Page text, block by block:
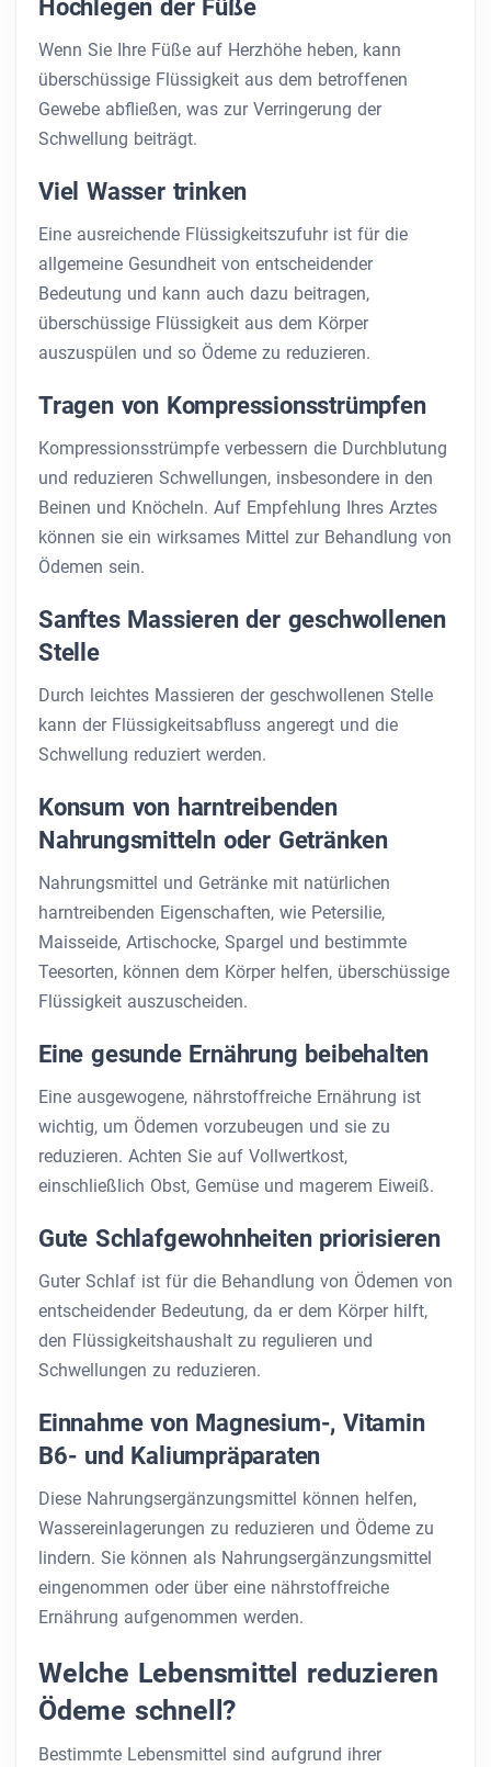
Hochlegen der Füße
Wenn Sie Ihre Füße auf Herzhöhe heben, kann
überschüssige Flüssigkeit aus dem betroffenen
Gewebe abfließen, was zur Verringerung der
Schwellung beiträgt.
Viel Wasser trinken
Eine ausreichende Flüssigkeitszufuhr ist für die
allgemeine Gesundheit von entscheidender
Bedeutung und kann auch dazu beitragen,
überschüssige Flüssigkeit aus dem Körper
auszuspülen und so Ödeme zu reduzieren.
Tragen von Kompressionsstrümpfen
Kompressionsstrümpfe verbessern die Durchblutung
und reduzieren Schwellungen, insbesondere in den
Beinen und Knöcheln. Auf Empfehlung Ihres Arztes
können sie ein wirksames Mittel zur Behandlung von
Ödemen sein.
Sanftes Massieren der geschwollenen
Stelle
Durch leichtes Massieren der geschwollenen Stelle
kann der Flüssigkeitsabfluss angeregt und die
Schwellung reduziert werden.
Konsum von harntreibenden
Nahrungsmitteln oder Getränken
Nahrungsmittel und Getränke mit natürlichen
harntreibenden Eigenschaften, wie Petersilie,
Maisseide, Artischocke, Spargel und bestimmte
Teesorten, können dem Körper helfen, überschüssige
Flüssigkeit auszuscheiden.
Eine gesunde Ernährung beibehalten
Eine ausgewogene, nährstoffreiche Ernährung ist
wichtig, um Ödemen vorzubeugen und sie zu
reduzieren. Achten Sie auf Vollwertkost,
einschließlich Obst, Gemüse und magerem Eiweiß.
Gute Schlafgewohnheiten priorisieren
Guter Schlaf ist für die Behandlung von Ödemen von
entscheidender Bedeutung, da er dem Körper hilft,
den Flüssigkeitshaushalt zu regulieren und
Schwellungen zu reduzieren.
Einnahme von Magnesium-, Vitamin
B6- und Kaliumpräparaten
Diese Nahrungsergänzungsmittel können helfen,
Wassereinlagerungen zu reduzieren und Ödeme zu
lindern. Sie können als Nahrungsergänzungsmittel
eingenommen oder über eine nährstoffreiche
Ernährung aufgenommen werden.
Welche Lebensmittel reduzieren
Ödeme schnell?
Bestimmte Lebensmittel sind aufgrund ihrer